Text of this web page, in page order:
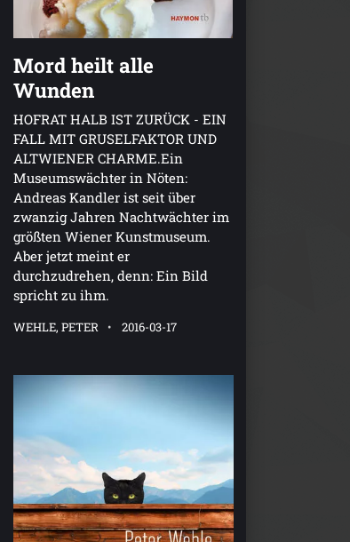
Mord heilt alle
Wunden
HOFRAT HALB IST ZURÜCK - EIN
FALL MIT GRUSELFAKTOR UND
ALTWIENER CHARME.Ein
Museumswächter in Nöten:
Andreas Kandler ist seit über
zwanzig Jahren Nachtwächter im
größten Wiener Kunstmuseum.
Aber jetzt meint er
durchzudrehen, denn: Ein Bild
spricht zu ihm.
WEHLE, PETER 2016-03-17